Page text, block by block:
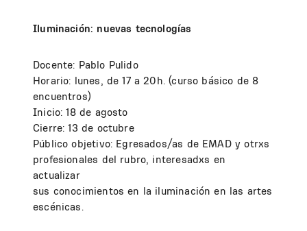
Iluminación: nuevas tecnologías
Docente: Pablo Pulido
Horario: lunes, de 17 a 20h. (curso básico de 8
encuentros)
Inicio: 18 de agosto
Cierre: 13 de octubre
Público objetivo: Egresados/as de EMAD y otrxs
profesionales del rubro, interesadxs en
actualizar
sus conocimientos en la iluminación en las artes
escénicas.